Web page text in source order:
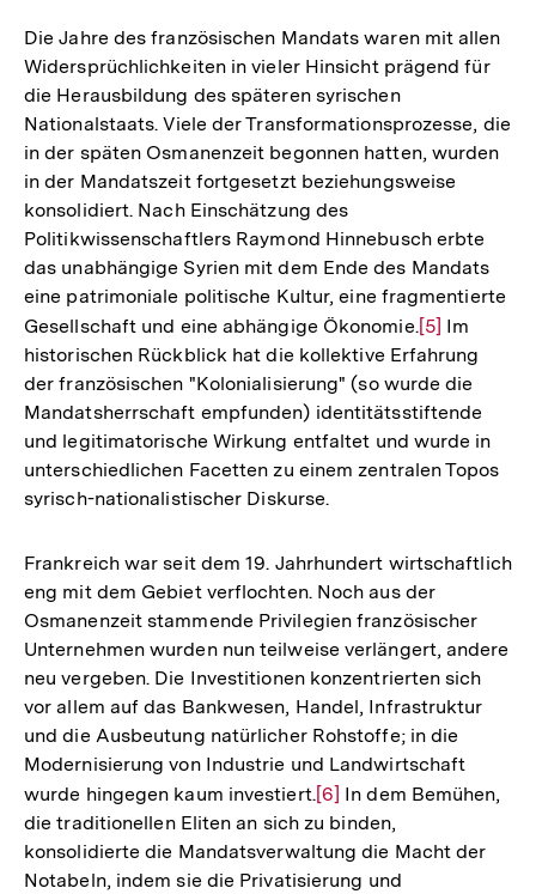
Die Jahre des französischen Mandats waren mit allen
Widersprüchlichkeiten in vieler Hinsicht prägend für
die Herausbildung des späteren syrischen
Nationalstaats. Viele der Transformationsprozesse, die
in der späten Osmanenzeit begonnen hatten, wurden
in der Mandatszeit fortgesetzt beziehungsweise
konsolidiert. Nach Einschätzung des
Politikwissenschaftlers Raymond Hinnebusch erbte
das unabhängige Syrien mit dem Ende des Mandats
eine patrimoniale politische Kultur, eine fragmentierte
Gesellschaft und eine abhängige Ökonomie.Zur
Auflösung
der
Fußnote
[5] Im
historischen Rückblick hat die kollektive Erfahrung
der französischen "Kolonialisierung" (so wurde die
Mandatsherrschaft empfunden) identitätsstiftende
und legitimatorische Wirkung entfaltet und wurde in
unterschiedlichen Facetten zu einem zentralen Topos
syrisch-nationalistischer Diskurse.
Frankreich war seit dem 19. Jahrhundert wirtschaftlich
eng mit dem Gebiet verflochten. Noch aus der
Osmanenzeit stammende Privilegien französischer
Unternehmen wurden nun teilweise verlängert, andere
neu vergeben. Die Investitionen konzentrierten sich
vor allem auf das Bankwesen, Handel, Infrastruktur
und die Ausbeutung natürlicher Rohstoffe; in die
Modernisierung von Industrie und Landwirtschaft
wurde hingegen kaum investiert.Zur
Auflösung
der
Fußnote
[6] In dem Bemühen,
die traditionellen Eliten an sich zu binden,
konsolidierte die Mandatsverwaltung die Macht der
Notabeln, indem sie die Privatisierung und